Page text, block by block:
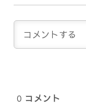
0 コメント